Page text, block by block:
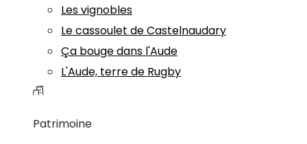
Les vignobles
Le cassoulet de Castelnaudary
Ça bouge dans l'Aude
L'Aude, terre de Rugby
Patrimoine